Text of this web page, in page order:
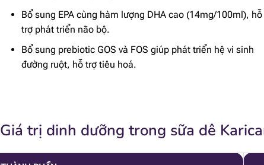
Bổ sung EPA cùng hàm lượng DHA cao (14mg/100ml), hỗ
trợ phát triển não bộ.
Bổ sung prebiotic GOS và FOS giúp phát triển hệ vi sinh
đường ruột, hỗ trợ tiêu hoá.
Giá trị dinh dưỡng trong sữa dê